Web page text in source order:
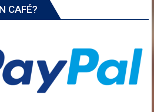
CAFÉ?